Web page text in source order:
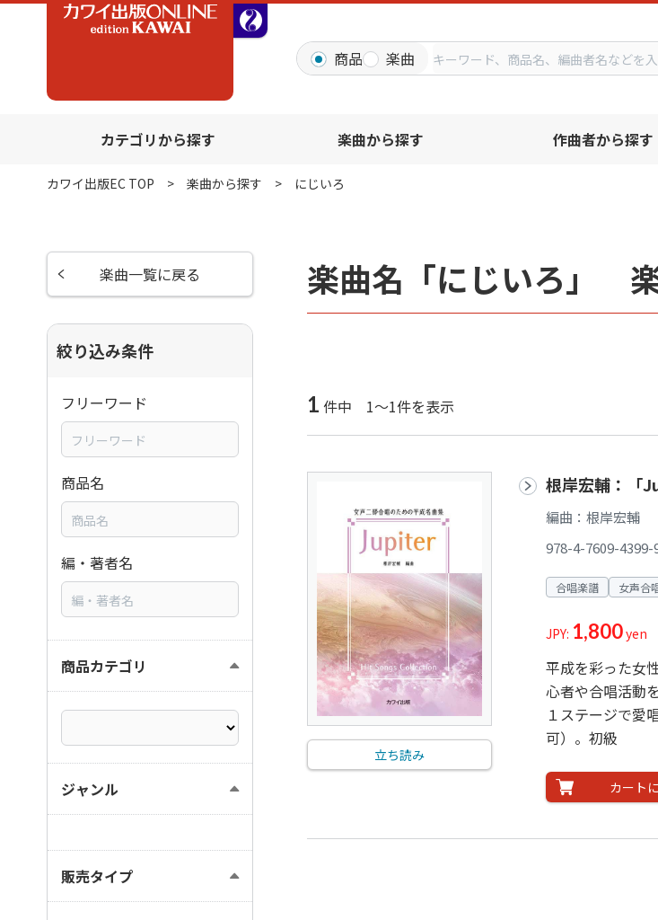
商品 楽曲
カテゴリから探す 楽曲から探す 作曲者から探す
カワイ出版EC TOP 楽曲から探す にじいろ
楽曲名「にじいろ」
1 件中 1～1件を表示
立ち読み
根岸宏輔：「
編曲：根岸宏輔
978-4-7609-4399-
合唱楽譜 女声合
JPY: 1,800yen
平成を彩った女
心者や合唱活動
１ステージで愛
可）。初級
カート
楽曲一覧に戻る
絞り込み条件
フリーワード
商品名
編・著者名
商品カテゴリ
ジャンル
販売タイプ